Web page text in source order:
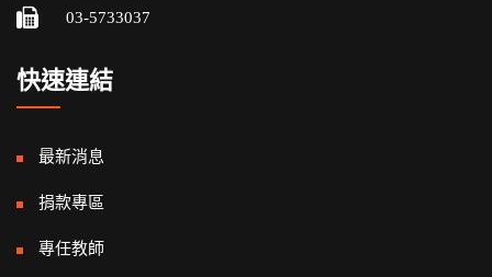
03-5733037
快速連結
最新消息
捐款專區
專任教師